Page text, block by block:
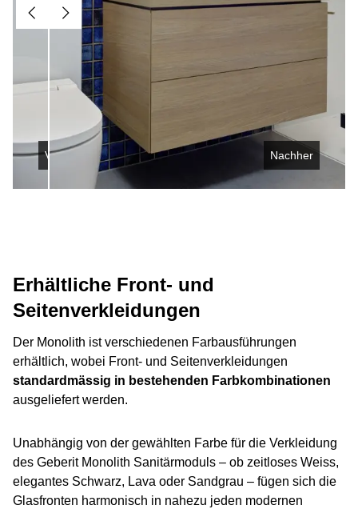
Nachher
Vorher
Erhältliche Front- und
Seitenverkleidungen
Der Monolith ist verschiedenen Farbausführungen
erhältlich, wobei Front- und Seitenverkleidungen
standardmässig in bestehenden Farbkombinationen
ausgeliefert werden.
Unabhängig von der gewählten Farbe für die Verkleidung
des Geberit Monolith Sanitärmoduls – ob zeitloses Weiss,
elegantes Schwarz, Lava oder Sandgrau – fügen sich die
Glasfronten harmonisch in nahezu jeden modernen